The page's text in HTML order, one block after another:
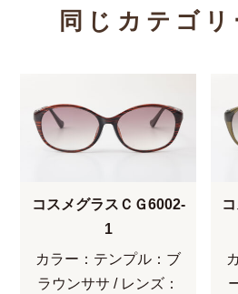
同じカテゴ
コスメグラスＣＧ6002-
1
カラー：テンプル：ブ
ラウンササ / レンズ：